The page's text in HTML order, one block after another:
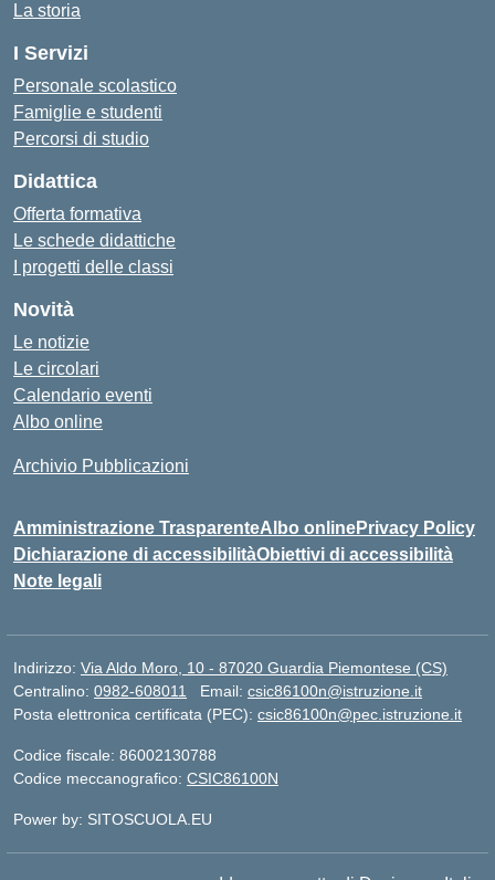
La storia
I Servizi
Personale scolastico
Famiglie e studenti
Percorsi di studio
Didattica
Offerta formativa
Le schede didattiche
I progetti delle classi
Novità
Le notizie
Le circolari
Calendario eventi
Albo online
Archivio Pubblicazioni
Amministrazione TrasparenteAlbo onlinePrivacy Policy
Dichiarazione di accessibilitàObiettivi di accessibilità
Note legali
Indirizzo: Via Aldo Moro, 10 - 87020 Guardia Piemontese (CS)
Centralino: 0982-608011 Email: csic86100n@istruzione.it
Posta elettronica certificata (PEC): csic86100n@pec.istruzione.it
Codice fiscale: 86002130788
Codice meccanografico: CSIC86100N
Power by: SITOSCUOLA.EU